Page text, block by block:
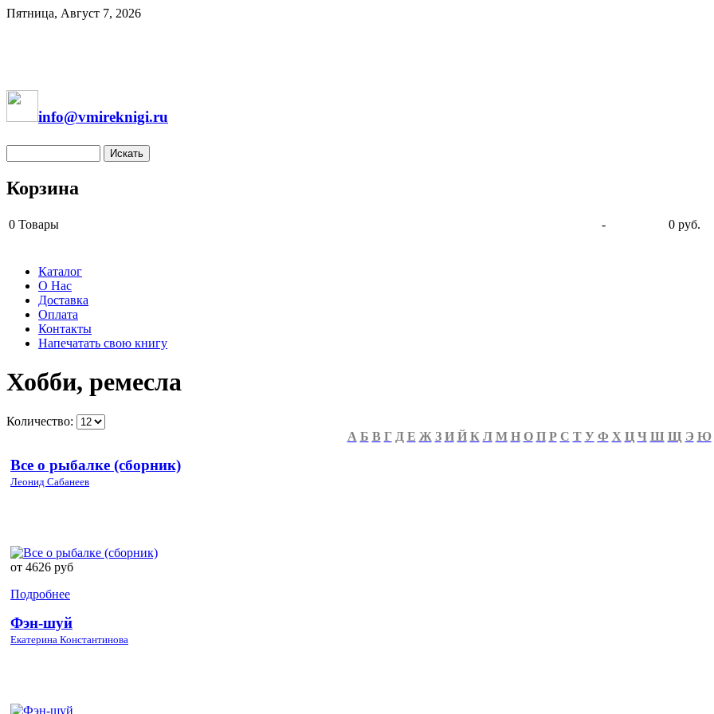
Пятница, Август 7, 2026
info@vmireknigi.ru
Корзина
0 Товары - 0 руб.
Каталог
О Нас
Доставка
Оплата
Контакты
Напечатать свою книгу
Хобби, ремесла
Количество:
А Б В Г Д Е Ж З И Й К Л М Н О П Р С Т У Ф Х Ц Ч Ш Щ Э Ю
Все о рыбалке (сборник)
Леонид Сабанеев
от 4626 руб
Подробнее
Фэн-шуй
Екатерина Константинова